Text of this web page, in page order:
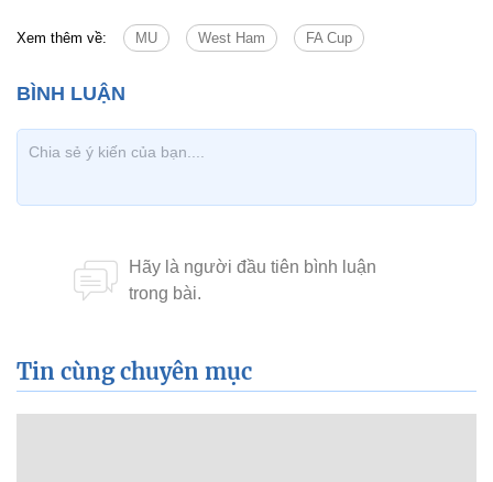
Xem thêm về: MU West Ham FA Cup
Tin cùng chuyên mục